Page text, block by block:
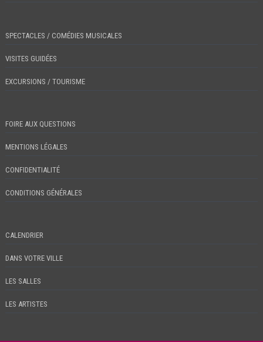
SPECTACLES / COMÉDIES MUSICALES
VISITES GUIDÉES
EXCURSIONS / TOURISME
FOIRE AUX QUESTIONS
MENTIONS LÉGALES
CONFIDENTIALITÉ
CONDITIONS GÉNÉRALES
CALENDRIER
DANS VOTRE VILLE
LES SALLES
LES ARTISTES